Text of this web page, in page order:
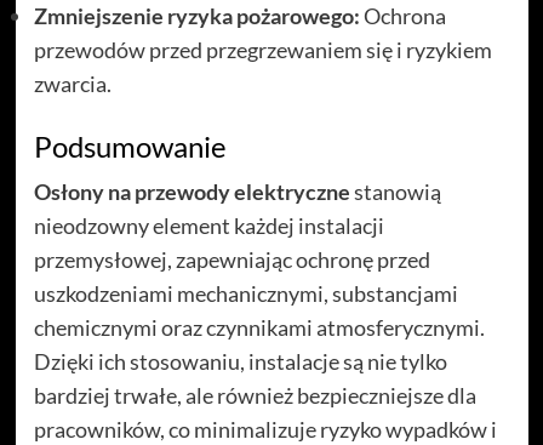
Zmniejszenie ryzyka pożarowego:Ochrona
przewodów przed przegrzewaniem się i ryzykiem
zwarcia.
Podsumowanie
Osłony na przewody elektrycznestanowią
nieodzowny element każdej instalacji
przemysłowej, zapewniając ochronę przed
uszkodzeniami mechanicznymi, substancjami
chemicznymi oraz czynnikami atmosferycznymi.
Dzięki ich stosowaniu, instalacje są nie tylko
bardziej trwałe, ale również bezpieczniejsze dla
pracowników, co minimalizuje ryzyko wypadków i